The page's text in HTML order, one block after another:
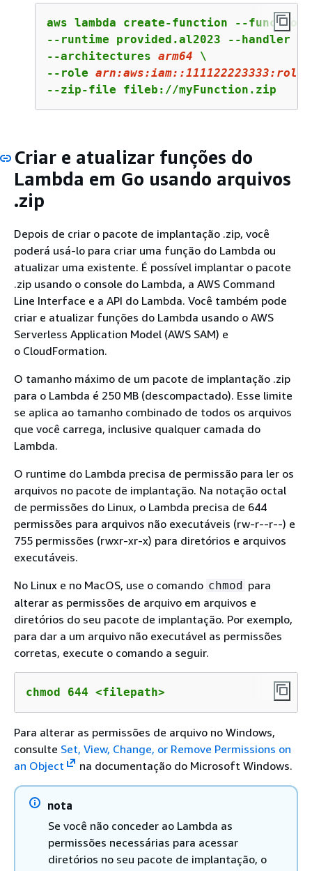
aws lambda create-function --function-
--runtime provided.al2023 --handler
--architectures arm64 \
--role arn:aws:iam::111122223333:role/
--zip-file fileb://myFunction.zip
Criar e atualizar funções do
Lambda em Go usando arquivos
.zip
Depois de criar o pacote de implantação .zip, você
poderá usá-lo para criar uma função do Lambda ou
atualizar uma existente. É possível implantar o pacote
.zip usando o console do Lambda, a AWS Command
Line Interface e a API do Lambda. Você também pode
criar e atualizar funções do Lambda usando o AWS
Serverless Application Model (AWS SAM) e
o CloudFormation.
O tamanho máximo de um pacote de implantação .zip
para o Lambda é 250 MB (descompactado). Esse limite
se aplica ao tamanho combinado de todos os arquivos
que você carrega, inclusive qualquer camada do
Lambda.
O runtime do Lambda precisa de permissão para ler os
arquivos no pacote de implantação. Na notação octal
de permissões do Linux, o Lambda precisa de 644
permissões para arquivos não executáveis (rw-r--r--) e
755 permissões (rwxr-xr-x) para diretórios e arquivos
executáveis.
No Linux e no MacOS, use o comando chmod para
alterar as permissões de arquivo em arquivos e
diretórios do seu pacote de implantação. Por exemplo,
para dar a um arquivo não executável as permissões
corretas, execute o comando a seguir.
chmod 644 <filepath>
Para alterar as permissões de arquivo no Windows,
consulte Set, View, Change, or Remove Permissions on
an Object
na documentação do Microsoft Windows.
nota
Se você não conceder ao Lambda as
permissões necessárias para acessar
diretórios no seu pacote de implantação, o